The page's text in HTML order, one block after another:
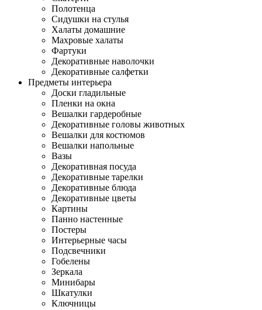
Полотенца
Сидушки на стулья
Халаты домашние
Махровые халаты
Фартуки
Декоративные наволочки
Декоративные салфетки
Предметы интерьера
Доски гладильные
Пленки на окна
Вешалки гардеробные
Декоративные головы животных
Вешалки для костюмов
Вешалки напольные
Вазы
Декоративная посуда
Декоративные тарелки
Декоративные блюда
Декоративные цветы
Картины
Панно настенные
Постеры
Интерьерные часы
Подсвечники
Гобелены
Зеркала
Минибары
Шкатулки
Ключницы